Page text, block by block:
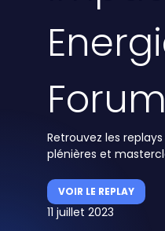
Forum
Retrouvez les
plénières et
VOIR LE REPLAY
11 juillet 2023